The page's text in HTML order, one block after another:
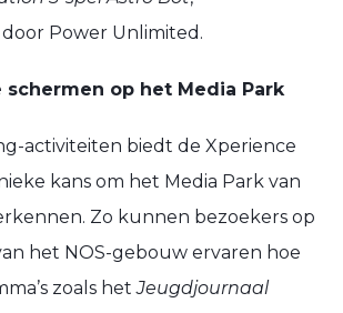
Power Unlimited.
schermen op het Media Park
activiteiten biedt de Xperience
kans om het Media Park van
Zo kunnen bezoekers op
het NOS-gebouw ervaren hoe
zoals hetJeugdjournaal